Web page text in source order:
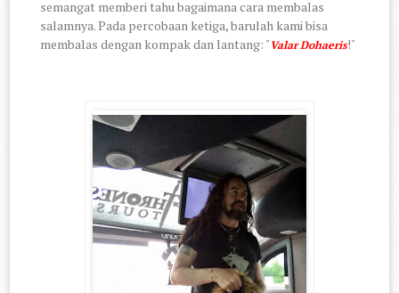
semangat memberi tahu bagaimana cara membalas
salamnya. Pada percobaan ketiga, barulah kami bisa
membalas dengan kompak dan lantang: "Valar Dohaeris!"